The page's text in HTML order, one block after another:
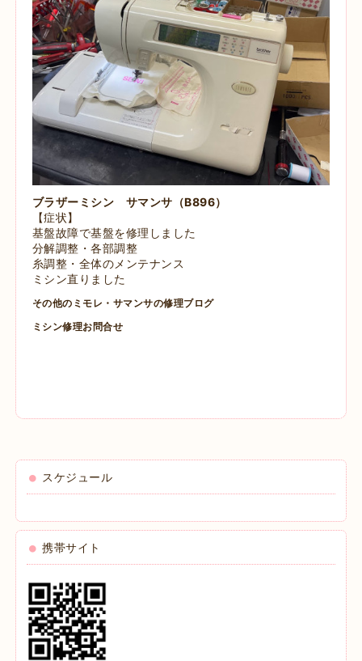
ブラザーミシン サマンサ（B896）
【症状】
基盤故障で基盤を修理しました
分解調整・各部調整
糸調整・全体のメンテナンス
ミシン直りました
その他のミモレ・サマンサの修理ブログ
ミシン修理お問合せ
スケジュール
携帯サイト